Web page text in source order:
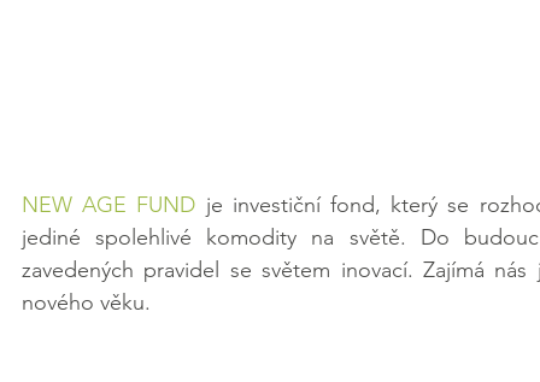
NEW AGE FUND je investiční fond, který se
jediné spolehlivé komodity na světě. Do
zavedených pravidel se světem inovací. Zajímá
nového věku.